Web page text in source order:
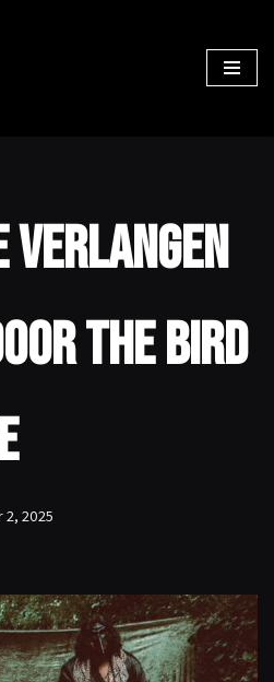
verlangen
The Bird
2, 2025